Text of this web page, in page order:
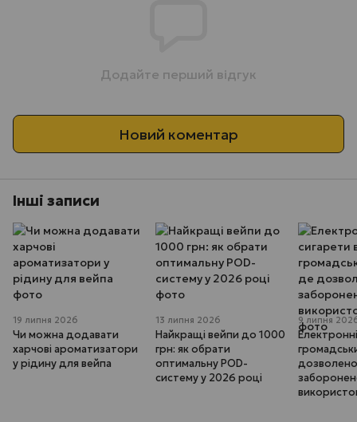
Додайте перший відгук
Новий коментар
Інші записи
19 липня 2026
Чи можна додавати
харчові ароматизатори
у рідину для вейпа
13 липня 2026
Найкращі вейпи до 1000
грн: як обрати
оптимальну POD-
систему у 2026 році
9 липня